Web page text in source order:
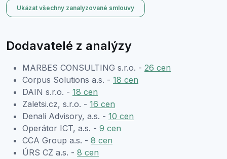
Ukázat všechny zanalyzované smlouvy
Dodavatelé z analýzy
MARBES CONSULTING s.r.o. - 26 cen
Corpus Solutions a.s. - 18 cen
DAIN s.r.o. - 18 cen
Zaletsi.cz, s.r.o. - 16 cen
Denali Advisory, a.s. - 10 cen
Operátor ICT, a.s. - 9 cen
CCA Group a.s. - 8 cen
ÚRS CZ a.s. - 8 cen